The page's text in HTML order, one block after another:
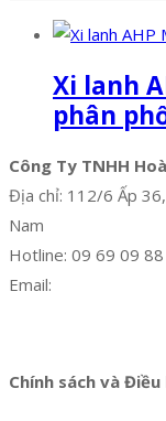
Xi lanh
phân
Công Ty TNHH
Địa chỉ: 112/6 Ấp
Nam
Hotline: 09 69 09
Email:
Chính sách và